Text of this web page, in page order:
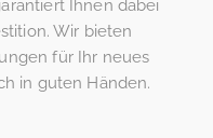
Ihnen dabei
Wir bieten
für Ihr neues
in guten Händen.